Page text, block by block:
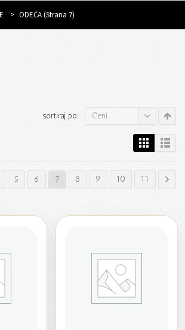
> ODEĆA(Strana 7)
sortiraj po: Ceni
5 6 7 8 9 10 11